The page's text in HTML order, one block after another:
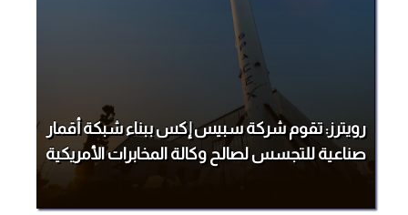
رويترز: تقوم شركة سبيس إكس ببناء شبكة أقمار
صناعية للتجسس لصالح وكالة المخابرات الأمريكية